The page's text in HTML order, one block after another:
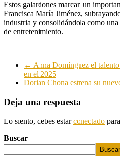
Estos galardones marcan un
Francisca María Jiménez,
industria y consolidándola como
de entretenimiento.
← Anna Domínguez el
en el 2025
Dorian Chona estrena su
Deja una respuesta
Lo siento, debes estarconectado
Buscar
Buscar